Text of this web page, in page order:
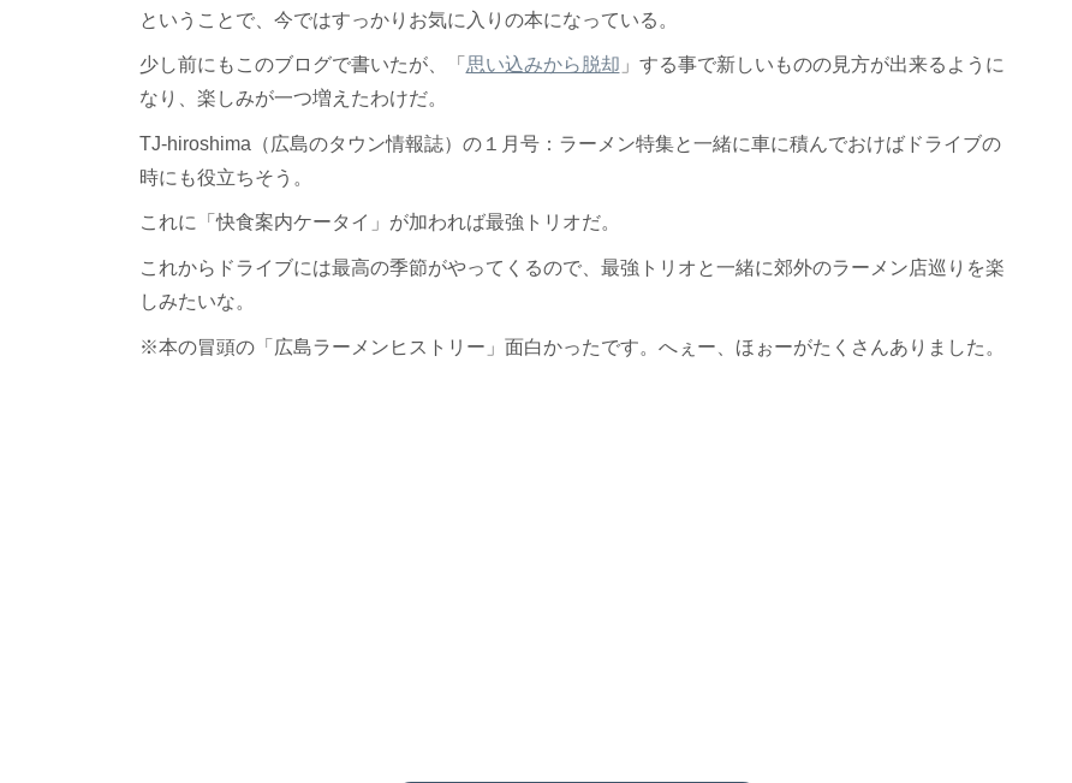
ということで、今ではすっかりお気に入りの本になっている。
少し前にもこのブログで書いたが、「 思い込みから脱却 」する事で新しいものの見方が出来るように
なり、楽しみが一つ増えたわけだ。
TJ-hiroshima（広島のタウン情報誌）の１月号：ラーメン特集と一緒に車に積んでおけばドライブの
時にも役立ちそう。
これに「快食案内ケータイ」が加われば最強トリオだ。
これからドライブには最高の季節がやってくるので、最強トリオと一緒に郊外のラーメン店巡りを楽
しみたいな。
※本の冒頭の「広島ラーメンヒストリー」面白かったです。へぇー、ほぉーがたくさんありました。